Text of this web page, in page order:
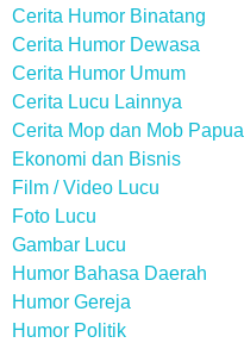
Cerita Humor Binatang
Cerita Humor Dewasa
Cerita Humor Umum
Cerita Lucu Lainnya
Cerita Mop dan Mob Papua
Ekonomi dan Bisnis
Film / Video Lucu
Foto Lucu
Gambar Lucu
Humor Bahasa Daerah
Humor Gereja
Humor Politik